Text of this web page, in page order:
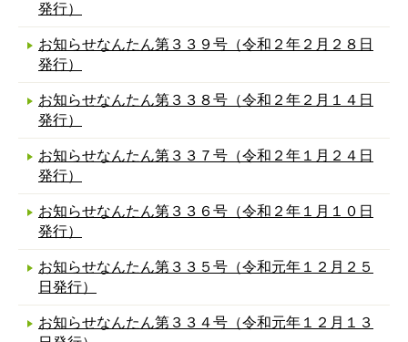
発行）
お知らせなんたん第３３９号（令和２年２月２８日
発行）
お知らせなんたん第３３８号（令和２年２月１４日
発行）
お知らせなんたん第３３７号（令和２年１月２４日
発行）
お知らせなんたん第３３６号（令和２年１月１０日
発行）
お知らせなんたん第３３５号（令和元年１２月２５
日発行）
お知らせなんたん第３３４号（令和元年１２月１３